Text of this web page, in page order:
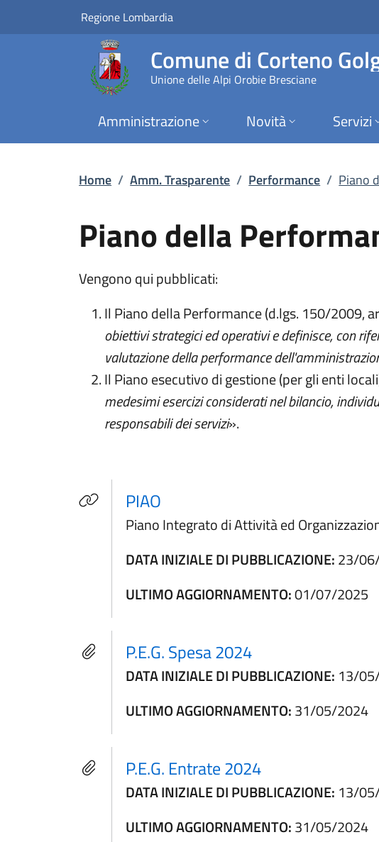
Vai al contenuto principale
Piano della
Regione Lombardia
Comune di Corteno
Unione delle Alpi Orobie Bresciane
Amministrazione Novità Servizi
Home / Amm. Trasparente / Performance / Piano
Piano della
Vengono qui pubblicati:
Il Piano della Performance (d.lgs. 150/2009,
obiettivi strategici ed operativi e definisce, con
valutazione della performance
Il Piano esecutivo di gestione (per gli enti
medesimi esercizi considerati nel bilancio,
responsabili dei servizi».
PIAO(apre in un'altra scheda).
Piano Integrato di Attività ed
DATA INIZIALE DI PUBBLICAZIONE:23/
ULTIMO AGGIORNAMENTO:01/07/2025
P.E.G. Spesa 2024
DATA INIZIALE DI PUBBLICAZIONE: 13/
ULTIMO AGGIORNAMENTO:31/05/2024
P.E.G. Entrate 2024
DATA INIZIALE DI PUBBLICAZIONE: 13/
ULTIMO AGGIORNAMENTO:31/05/2024